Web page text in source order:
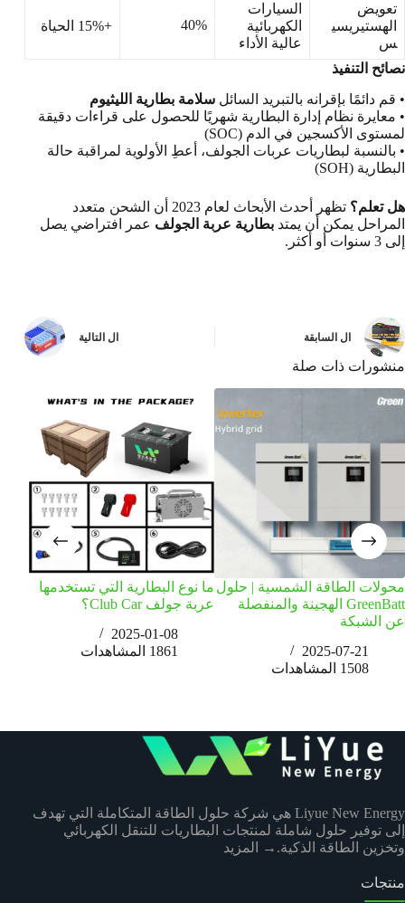
تعويض
الهستيريسي
س
السيارات
الكهربائية
عالية الأداء
40% +15% الحياة
نصائح التنفيذ
• قم دائمًا بإقرانه بالتبريد السائل سلامة بطارية الليثيوم
• معايرة نظام إدارة البطارية شهريًا للحصول على قراءات دقيقة
لمستوى الأكسجين في الدم (SOC)
• بالنسبة لبطاريات عربات الجولف، أعطِ الأولوية لمراقبة حالة
البطارية (SOH)
هل تعلم؟
تظهر أحدث الأبحاث لعام 2023 أن الشحن متعدد
المراحل يمكن أن يمتد بطارية عربة الجولف عمر افتراضي يصل
إلى 3 سنوات أو أكثر.
ال السابقة ال التالية
منشورات ذات صلة
محولات الطاقة الشمسية | حلول
GreenBatt الهجينة والمنفصلة
عن الشبكة
2025-07-21
1508 المشاهدات
ما نوع البطارية التي تستخدمها
عربة جولف Club Car؟
2025-01-08
1861 المشاهدات
Liyue New Energy هي شركة حلول الطاقة المتكاملة التي تهدف
إلى توفير حلول شاملة لمنتجات البطاريات للتنقل الكهربائي
وتخزين الطاقة الذكية. → المزيد
منتجات